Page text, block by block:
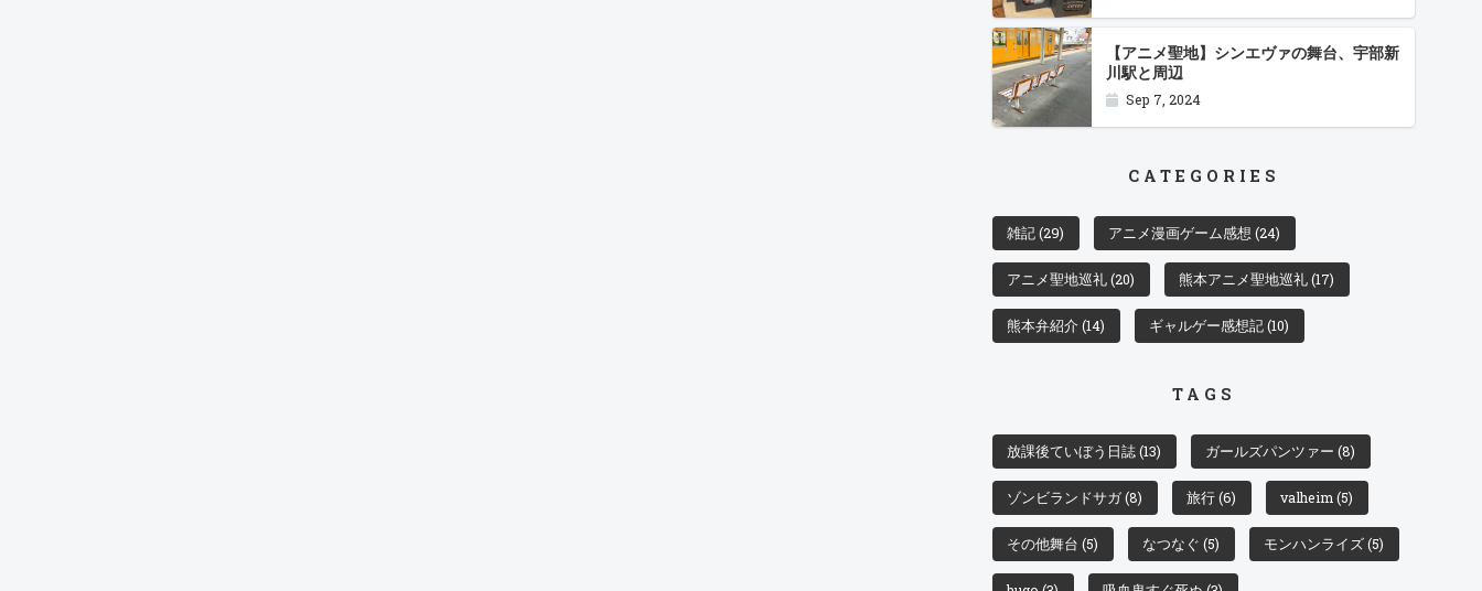
【アニメ聖地】シンエヴァの舞台、宇部新
川駅と周辺
Sep 7, 2024
CATEGORIES
雑記(29) アニメ漫画ゲーム感想(24)
アニメ聖地巡礼(20) 熊本アニメ聖地巡礼(17)
熊本弁紹介(14) ギャルゲー感想記(10)
TAGS
放課後ていぼう日誌(13) ガールズパンツァー(8)
ゾンビランドサガ(8) 旅行(6) valheim(5)
その他舞台(5) なつなぐ(5) モンハンライズ(5)